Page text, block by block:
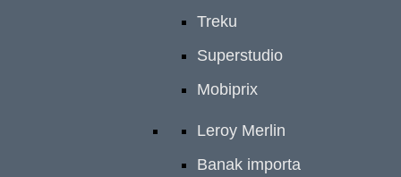
Treku
Superstudio
Mobiprix
Leroy Merlin
Banak importa